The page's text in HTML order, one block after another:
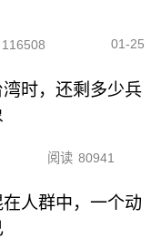
116508 01-25
时，还剩多少兵
阅读 80941
人群中，一个动